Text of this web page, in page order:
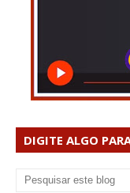
DIGITE ALGO